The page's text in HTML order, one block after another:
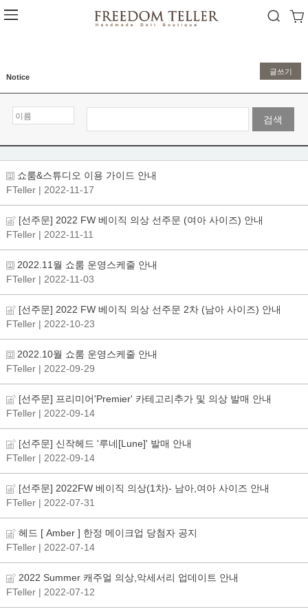
Notice
글쓰기
검색
쇼룸&스튜디오 이용 가이드 안내
FTeller | 2022-11-17
[선주문] 2022 FW 베이직 의상 선주문 (여아 사이즈) 안내
FTeller | 2022-11-11
2022.11월 쇼룸 운영스케줄 안내
FTeller | 2022-11-03
[선주문] 2022 FW 베이직 의상 선주문 2차 (남아 사이즈) 안내
FTeller | 2022-10-23
2022.10월 쇼룸 운영스케줄 안내
FTeller | 2022-09-29
[선주문] 프리미어'Premier' 카테고리추가 및 의상 발매 안내
FTeller | 2022-09-14
[선주문] 신작헤드 '루네[Lune]' 발매 안내
FTeller | 2022-09-14
[선주문] 2022FW 베이직 의상(1차)- 남아,여아 사이즈 안내
FTeller | 2022-07-31
헤드 [ Amber ] 한정 메이크업 당첨자 공지
FTeller | 2022-07-14
2022 Summer 캐주얼 의상,악세서리 업데이트 안내
FTeller | 2022-07-12